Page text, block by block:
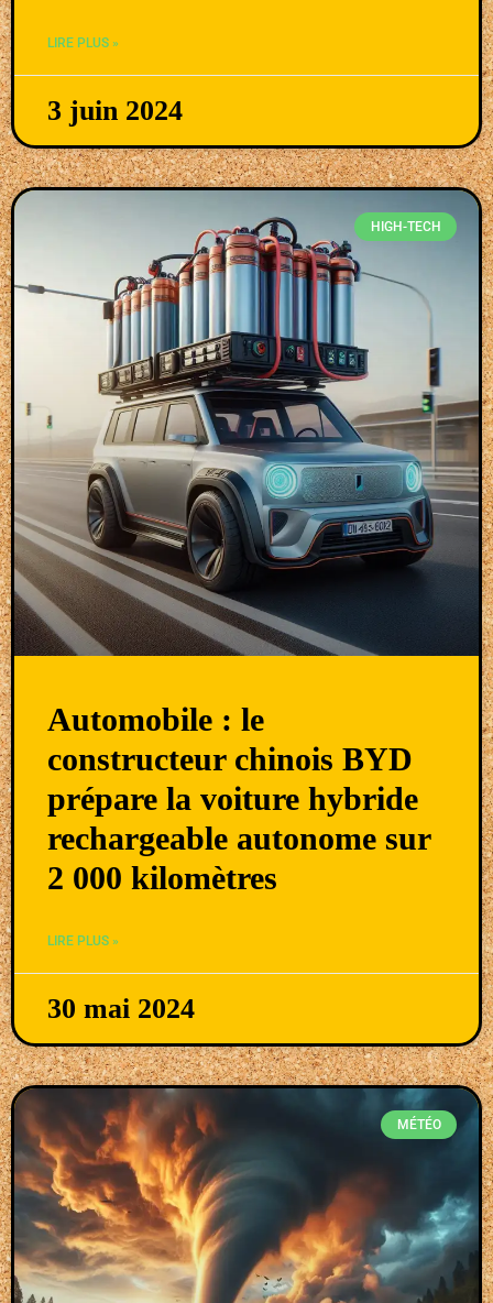
LIRE PLUS »
3 juin 2024
HIGH-TECH
Automobile : le
constructeur chinois BYD
prépare la voiture hybride
rechargeable autonome sur
2 000 kilomètres
LIRE PLUS »
30 mai 2024
MÉTÉO